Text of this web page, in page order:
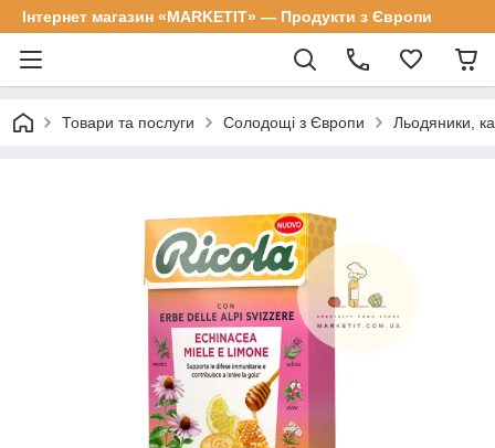
Інтернет магазин «MARKETIT» — Продукти з Європи
Товари та послуги Солодощі з Європи Льодяники,